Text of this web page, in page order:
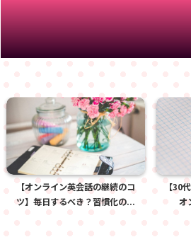
【オンライン英会話の継続のコ
ツ】毎日するべき？習慣化の...
【30
オ